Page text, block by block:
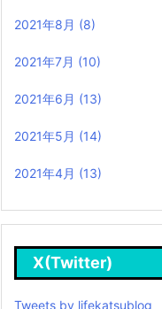
2021年8月 (8)
2021年7月 (10)
2021年6月 (13)
2021年5月 (14)
2021年4月 (13)
X(Twitter)
Tweets by lifekatsublog